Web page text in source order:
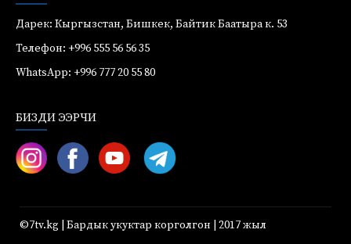
Дарек: Кыргызстан, Бишкек, Байтик Баатыра к. 53
Телефон: +996 555 56 56 35
WhatsApp: +996 777 20 55 80
БИЗДИ ЭЭРЧИ
©7tv.kg | Бардык укуктар корголгон | 2017 жыл